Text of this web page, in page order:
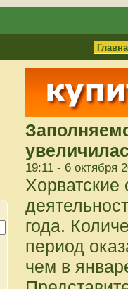
19:11 - 6 октября
Хорватские
года.
период
чем в